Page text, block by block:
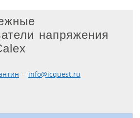
напряжения
- info@icquest.ru